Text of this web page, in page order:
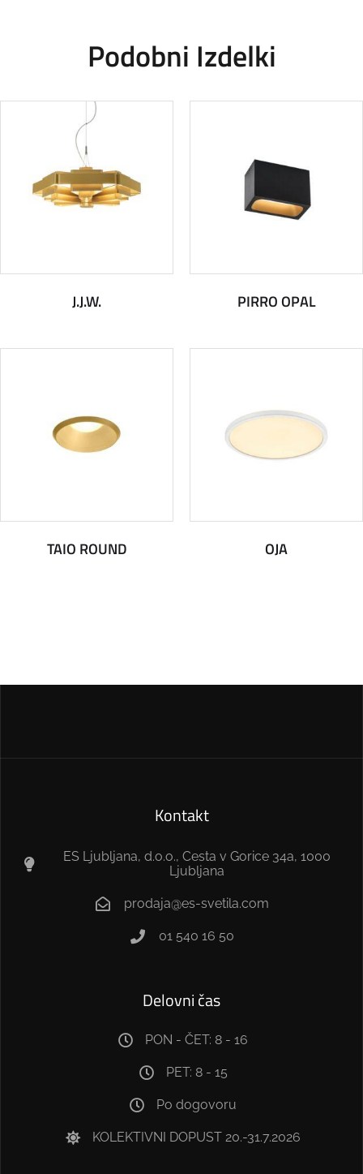
Podobni Izdelki
J.J.W. PIRRO OPAL
TAIO ROUND OJA
Kontakt
ES Ljubljana, d.o.o., Cesta v Gorice 34a, 1000
Ljubljana
prodaja@es-svetila.com
01 540 16 50
Delovni čas
PON - ČET: 8 - 16
PET: 8 - 15
Po dogovoru
KOLEKTIVNI DOPUST 20.-31.7.2026